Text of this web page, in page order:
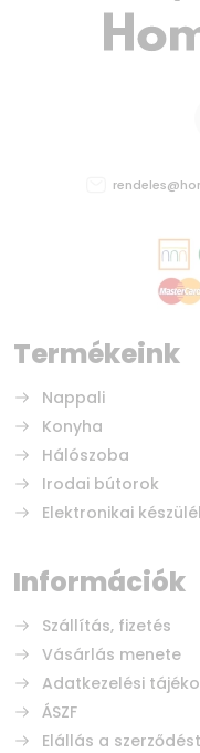
Termékeink
Nappali
Konyha
Hálószoba
Irodai bútorok
Elektronikai
Információk
Szállítás, fizetés
Vásárlás menete
Adatkezelési
ÁSZF
Elállás a